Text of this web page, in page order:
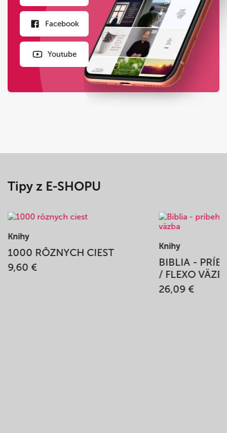
Facebook
Youtube
Tipy z E-SHOPU
Knihy
1000 RÔZNYCH CIEST
9,60 €
Knihy
BIBLIA -
/ FLEXO
26,09 €